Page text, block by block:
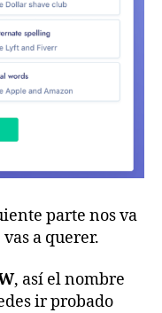
parte nos va
a querer.
, así el nombre
ir probado